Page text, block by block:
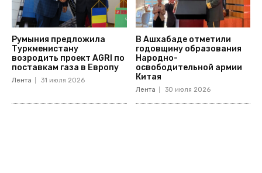
Румыния предложила
Туркменистану
возродить проект AGRI по
поставкам газа в Европу
Лента 31 июля 2026
В Ашхабаде отметили
годовщину образования
Народно-
освободительной армии
Китая
Лента 30 июля 2026